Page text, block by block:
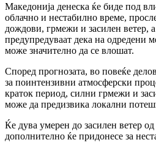
Македонија денеска ќе биде под
облачно и нестабилно време,
дождови, грмежи и засилен ветер,
предупредуваат дека на одредени
може значително да се влошат.
Според прогнозата, во повеќе
за поинтензивни атмосферски
краток период, силни грмежи и
може да предизвика локални
Ќе дува умерен до засилен ветер
дополнително ќе придонесе за